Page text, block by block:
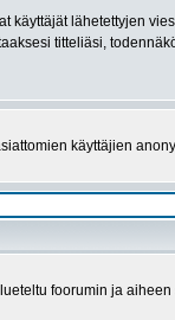
käyttäjät lähetettyjen
titteliäsi,
käyttäjien
foorumin ja